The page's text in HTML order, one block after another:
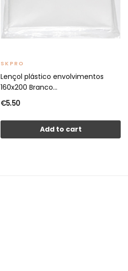
SKPRO
Lençol plástico envolvimentos
160x200 Branco...
€5.50
Add to cart